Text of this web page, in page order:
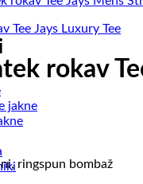
jakne
rokav
ringspun bombaž